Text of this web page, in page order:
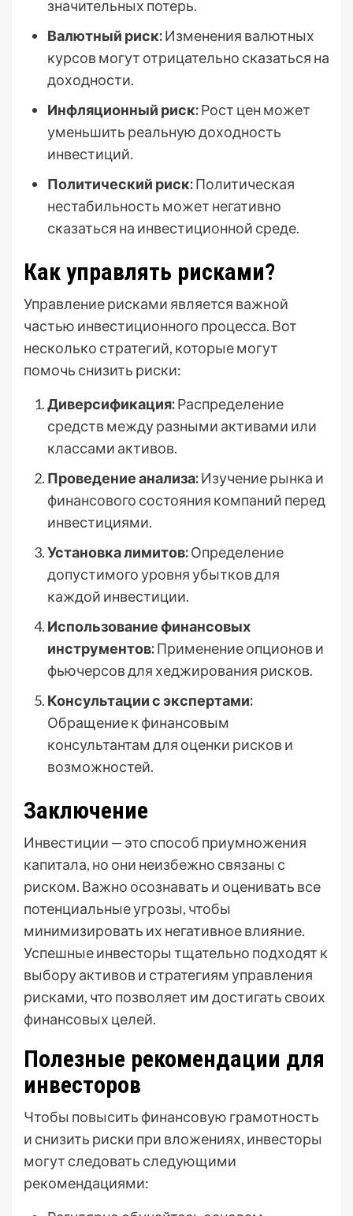
значительных потерь.
Валютный риск:Изменения валютных
курсов могут отрицательно сказаться на
доходности.
Инфляционный риск:Рост цен может
уменьшить реальную доходность
инвестиций.
Политический риск:Политическая
нестабильность может негативно
сказаться на инвестиционной среде.
Как управлять рисками?
Управление рисками является важной
частью инвестиционного процесса. Вот
несколько стратегий, которые могут
помочь снизить риски:
Диверсификация:Распределение
средств между разными активами или
классами активов.
Проведение анализа:Изучение рынка и
финансового состояния компаний перед
инвестициями.
Установка лимитов:Определение
допустимого уровня убытков для
каждой инвестиции.
Использование финансовых
инструментов:Применение опционов и
фьючерсов для хеджирования рисков.
Консультации с экспертами:
Обращение к финансовым
консультантам для оценки рисков и
возможностей.
Заключение
Инвестиции — это способ приумножения
капитала, но они неизбежно связаны с
риском. Важно осознавать и оценивать все
потенциальные угрозы, чтобы
минимизировать их негативное влияние.
Успешные инвесторы тщательно подходят к
выбору активов и стратегиям управления
рисками, что позволяет им достигать своих
финансовых целей.
Полезные рекомендации для
инвесторов
Чтобы повысить финансовую грамотность
и снизить риски при вложениях, инвесторы
могут следовать следующими
рекомендациями: